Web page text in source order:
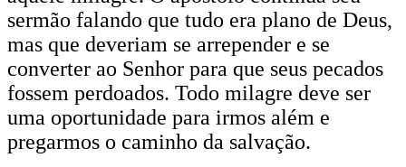
sermão falando que tudo era plano de Deus,
mas que deveriam se arrepender e se
converter ao Senhor para que seus pecados
fossem perdoados. Todo milagre deve ser
uma oportunidade para irmos além e
pregarmos o caminho da salvação.